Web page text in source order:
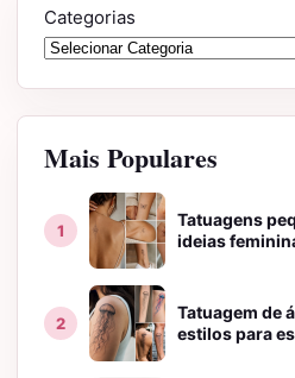
Categorias
Mais Populares
Tatuagens
ideias
Tatuagem de
estilos para